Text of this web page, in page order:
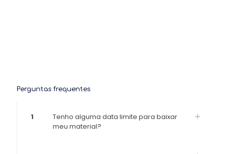
Perguntas frequentes
1
Tenho alguma data limite para baixar
meu material?